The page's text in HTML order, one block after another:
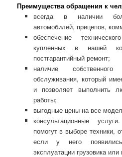
Преимущества обращения к
всегда в наличии
автомобилей, прицепов,
обеспечение
купленных в нашей
постгарантийный ремонт;
наличие
обслуживания, который
и позволяет выполнить
работы;
выгодные цены на все
консультационные
помогут в выборе техники,
если у него
эксплуатации грузовика или